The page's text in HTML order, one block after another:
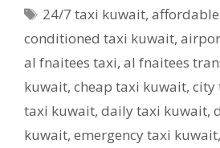
Tags
24/7 taxi kuwait,
conditioned taxi kuwait,
al fnaitees taxi, al fnaitees
kuwait, cheap taxi kuwait, city
taxi kuwait, daily taxi kuwait,
kuwait, emergency taxi kuwait,